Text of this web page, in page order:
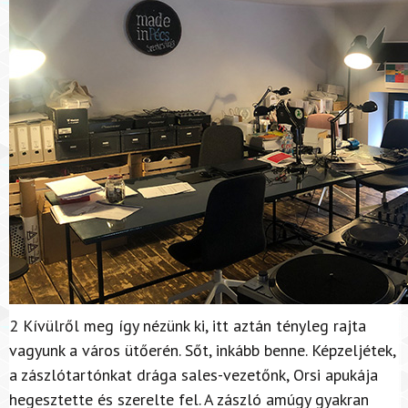
2 Kívülről meg így nézünk ki, itt aztán tényleg rajta
vagyunk a város ütőerén. Sőt, inkább benne. Képzeljétek,
a zászlótartónkat drága sales-vezetőnk, Orsi apukája
hegesztette és szerelte fel. A zászló amúgy gyakran